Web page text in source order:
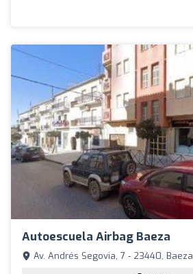
Autoescuela Airbag Baeza
Av. Andrés Segovia, 7 - 23440, Baeza